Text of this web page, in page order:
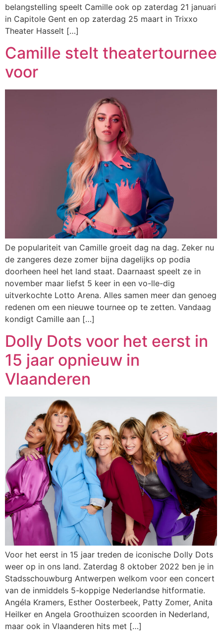
belangstelling speelt Camille ook op zaterdag 21 januari
in Capitole Gent en op zaterdag 25 maart in Trixxo
Theater Hasselt […]
Camille stelt theatertournee
voor
De populariteit van Camille groeit dag na dag. Zeker nu
de zangeres deze zomer bijna dagelijks op podia
doorheen heel het land staat. Daarnaast speelt ze in
november maar liefst 5 keer in een vo-lle-dig
uitverkochte Lotto Arena. Alles samen meer dan genoeg
redenen om een nieuwe tournee op te zetten. Vandaag
kondigt Camille aan […]
Dolly Dots voor het eerst in
15 jaar opnieuw in
Vlaanderen
Voor het eerst in 15 jaar treden de iconische Dolly Dots
weer op in ons land. Zaterdag 8 oktober 2022 ben je in
Stadsschouwburg Antwerpen welkom voor een concert
van de inmiddels 5-koppige Nederlandse hitformatie.
Angéla Kramers, Esther Oosterbeek, Patty Zomer, Anita
Heilker en Angela Groothuizen scoorden in Nederland,
maar ook in Vlaanderen hits met […]